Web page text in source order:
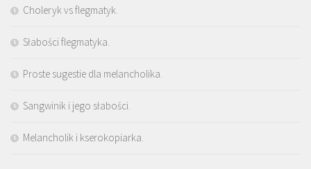
Choleryk vs flegmatyk.
Słabości flegmatyka.
Proste sugestie dla melancholika.
Sangwinik i jego słabości.
Melancholik i kserokopiarka.